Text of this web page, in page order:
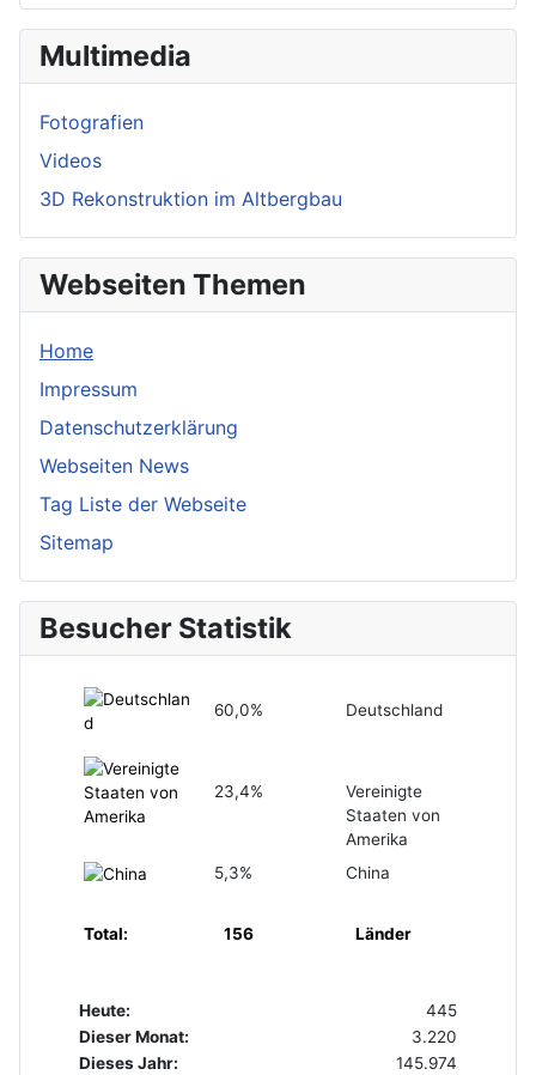
Multimedia
Fotografien
Videos
3D Rekonstruktion im Altbergbau
Webseiten Themen
Home
Impressum
Datenschutzerklärung
Webseiten News
Tag Liste der Webseite
Sitemap
Besucher Statistik
60,0% Deutschland
23,4%
Vereinigte
Staaten von
Amerika
5,3%
China
Total: 156 Länder
Heute:
445
Dieser Monat:
3.220
Dieses Jahr:
145.974